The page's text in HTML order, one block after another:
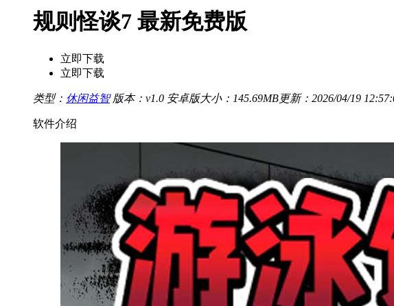
规则怪谈7 最新免费版
立即下载
立即下载
类型： 休闲益智 版本：v1.0 安卓版大小：145.69MB更新：2026/04/19
软件介绍